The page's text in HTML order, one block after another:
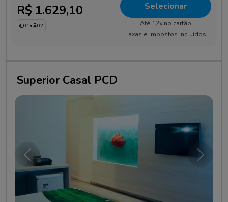
R$ 1.629,10
01• 02
Selecionar
Até 12x no cartão
Taxas e impostos incluídos
Superior Casal PCD
Anterior